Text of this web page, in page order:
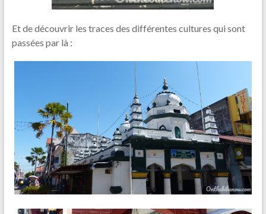
Et de découvrir les traces des différentes cultures qui sont
passées par là :